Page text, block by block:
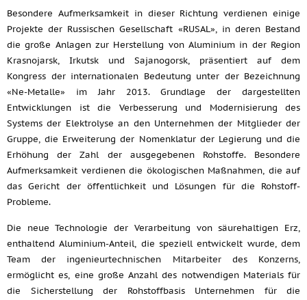
Besondere Aufmerksamkeit in dieser Richtung verdienen einige
Projekte der Russischen Gesellschaft «RUSAL», in deren Bestand
die große Anlagen zur Herstellung von Aluminium in der Region
Krasnojarsk, Irkutsk und Sajanogorsk, präsentiert auf dem
Kongress der internationalen Bedeutung unter der Bezeichnung
«Ne-Metalle» im Jahr 2013. Grundlage der dargestellten
Entwicklungen ist die Verbesserung und Modernisierung des
Systems der Elektrolyse an den Unternehmen der Mitglieder der
Gruppe, die Erweiterung der Nomenklatur der Legierung und die
Erhöhung der Zahl der ausgegebenen Rohstoffe. Besondere
Aufmerksamkeit verdienen die ökologischen Maßnahmen, die auf
das Gericht der öffentlichkeit und Lösungen für die Rohstoff-
Probleme.
Die neue Technologie der Verarbeitung von säurehaltigen Erz,
enthaltend Aluminium-Anteil, die speziell entwickelt wurde, dem
Team der ingenieurtechnischen Mitarbeiter des Konzerns,
ermöglicht es, eine große Anzahl des notwendigen Materials für
die Sicherstellung der Rohstoffbasis Unternehmen für die